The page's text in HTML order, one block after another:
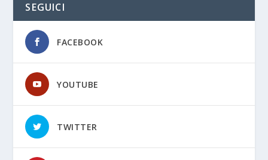
SEGUICI
FACEBOOK
YOUTUBE
TWITTER